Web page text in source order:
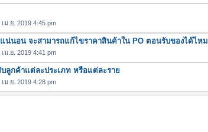
ม.ย. 2019 4:45 pm
น่นอน จะสามารถแก้ไขราคาสินค้าใน PO ตอนรับของได้ไหม
ม.ย. 2019 4:41 pm
ลูกค้าแต่ละประเภท หรือแต่ละราย
ม.ย. 2019 4:28 pm